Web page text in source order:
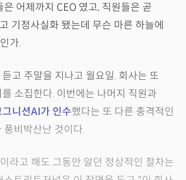
은 어제까지 CEO 였고, 직원들은 곧
기정사실화 됐는데 무슨 마른 하늘에
가.
고 주말을 지나고 월요일. 회사는 또
소집한다. 이번에는 나머지 직원과
니션AI가 인수했다는 또 다른 충격적인
풍비박산난 것이다.
라고 해도 그동안 알던 정상적인 절차는